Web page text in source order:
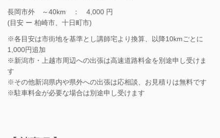
長岡市外 ～40km ： 4,000 円
(目安 ー 柏崎市、十日町市)
※各目安は市街地を基準とし講師宅より換算、以降10kmごとに
1,000円追加
※新潟市・上越市周辺への出張は高速道路料金を別途申し受けま
す
※その他新潟県内や県外への出張は応相談、お見積りは無料です
※駐車料金が必要な場合は別途申し受けます